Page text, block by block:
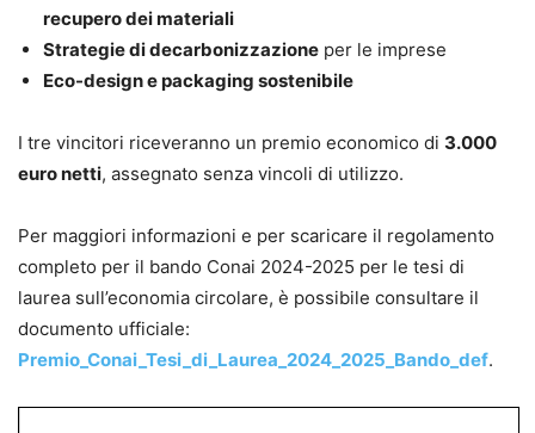
recupero dei materiali
Strategie di decarbonizzazione per le imprese
Eco-design e packaging sostenibile
I tre vincitori riceveranno un premio economico di 3.000
euro netti, assegnato senza vincoli di utilizzo.
Per maggiori informazioni e per scaricare il regolamento
completo per il bando Conai 2024-2025 per le tesi di
laurea sull’economia circolare, è possibile consultare il
documento ufficiale:
Premio_Conai_Tesi_di_Laurea_2024_2025_Bando_def.